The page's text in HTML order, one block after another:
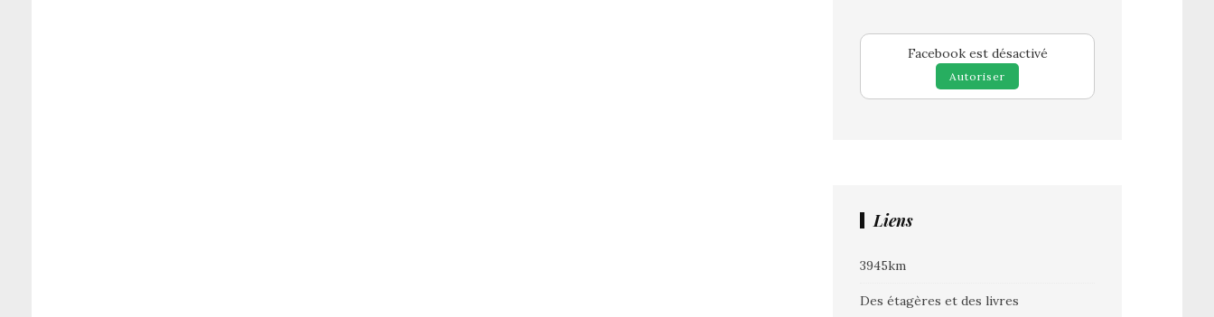
Facebook est désactivé
Autoriser
Liens
3945km
Des étagères et des livres